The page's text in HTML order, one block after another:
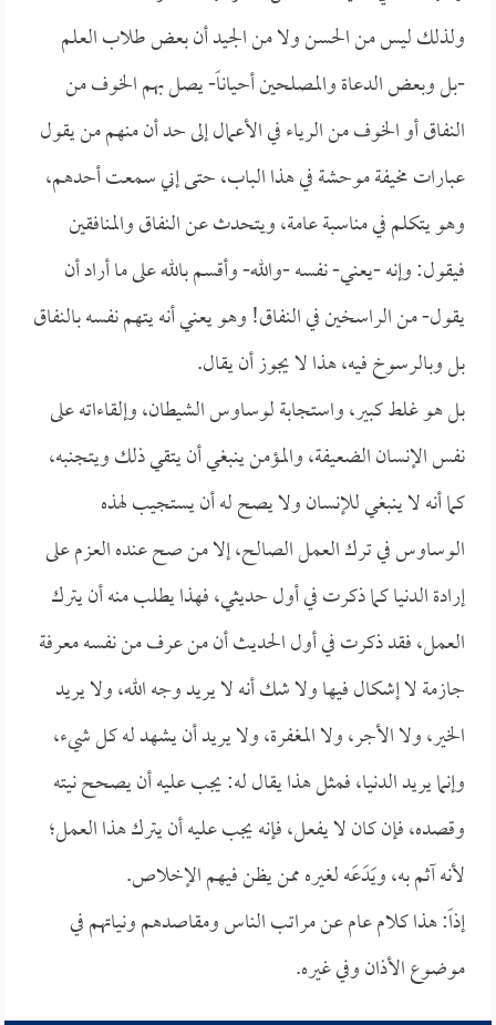
ولذلك ليس من الحسن ولا من الجيد أن بعض طلاب العلم
-بل وبعض الدعاة والمصلحين أحياناً- يصل بهم الخوف من
النفاق أو الخوف من الرياء في الأعمال إلى حد أن منهم من يقول
عبارات مخيفة موحشة في هذا الباب، حتى إني سمعت أحدهم،
وهو يتكلم في مناسبة عامة، ويتحدث عن النفاق والمنافقين
فيقول: وإنه -يعني- نفسه -والله- وأقسم بالله على ما أراد أن
يقول- من الراسخين في النفاق! وهو يعني أنه يتهم نفسه بالنفاق
بل وبالرسوخ فيه، هذا لا يجوز أن يقال.
بل هو غلط كبير، واستجابة لوساوس الشيطان، وإلقاءاته على
نفس الإنسان الضعيفة، والمؤمن ينبغي أن يتقي ذلك ويتجنبه،
كما أنه لا ينبغي للإنسان ولا يصح له أن يستجيب لهذه
الوساوس في ترك العمل الصالح، إلا من صح عنده العزم على
إرادة الدنيا كما ذكرت في أول حديثي، فهذا يطلب منه أن يترك
العمل، فقد ذكرت في أول الحديث أن من عرف من نفسه معرفة
جازمة لا إشكال فيها ولا شك أنه لا يريد وجه الله، ولا يريد
الخير، ولا الأجر، ولا المغفرة، ولا يريد أن يشهد له كل شيء،
وإنما يريد الدنيا، فمثل هذا يقال له: يجب عليه أن يصحح نيته
وقصده، فإن كان لا يفعل، فإنه يجب عليه أن يترك هذا العمل؛
لأنه آثم به، ويَدَعَه لغيره ممن يظن فيهم الإخلاص.
إذاً: هذا كلام عام عن مراتب الناس ومقاصدهم ونياتهم في
موضوع الأذان وفي غيره.